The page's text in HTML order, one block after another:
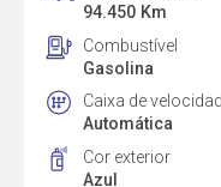
94.450 Km
Combustível
Gasolina
Caixa de
Automática
Cor exterior
Azul